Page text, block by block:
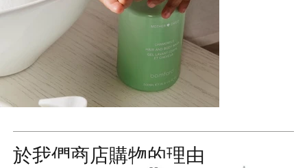
於我們商店購物的理由